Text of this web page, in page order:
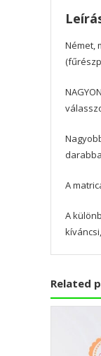
Német,
A
A
Related